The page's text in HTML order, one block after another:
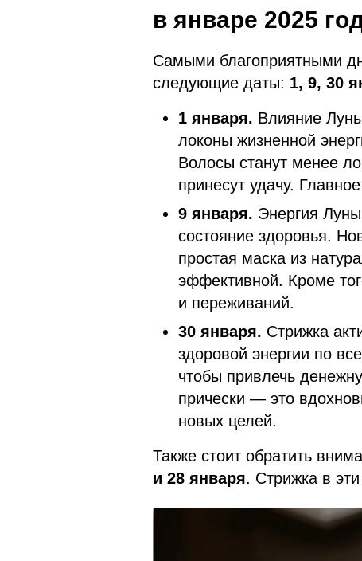
в январе 2025
Самыми благоприятными
следующие даты: 1, 9, 30
1 января. Влияние
локоны жизненной
Волосы станут менее
принесут удачу.
9 января. Энергия
состояние здоровья.
простая маска из
эффективной. Кроме
и переживаний.
30 января. Стрижка
здоровой энергии по
чтобы привлечь
прически — это
новых целей.
Также стоит обратить
и 28 января. Стрижка в